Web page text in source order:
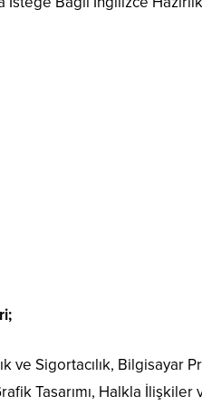
ve Sigortacılık,
Tasarımı, Halkla İlişkiler